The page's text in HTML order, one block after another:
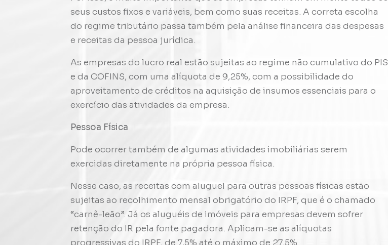
seus custos fixos e variáveis, bem como suas receitas. A correta escolha
do regime tributário passa também pela análise financeira das despesas
e receitas da pessoa jurídica.
As empresas do lucro real estão sujeitas ao regime não cumulativo do PIS
e da COFINS, com uma alíquota de 9,25%, com a possibilidade do
aproveitamento de créditos na aquisição de insumos essenciais para o
exercício das atividades da empresa.
Pessoa Física
Pode ocorrer também de algumas atividades imobiliárias serem
exercidas diretamente na própria pessoa física.
Nesse caso, as receitas com aluguel para outras pessoas físicas estão
sujeitas ao recolhimento mensal obrigatório do IRPF, que é o chamado
“carnê-leão”. Já os aluguéis de imóveis para empresas devem sofrer
retenção do IR pela fonte pagadora. Aplicam-se as alíquotas
progressivas do IRPF, de 7,5% até o máximo de 27,5%